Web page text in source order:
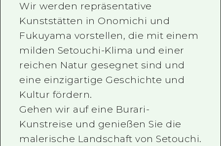
Foto-Download
Transportinformationen bei
Wir werden repräsentative
Kunststätten in Onomichi und
Fukuyama vorstellen, die mit einem
milden Setouchi-Klima und einer
reichen Natur gesegnet sind und
eine einzigartige Geschichte und
Kultur fördern.
Gehen wir auf eine Burari-
Kunstreise und genießen Sie die
malerische Landschaft von Setouchi.